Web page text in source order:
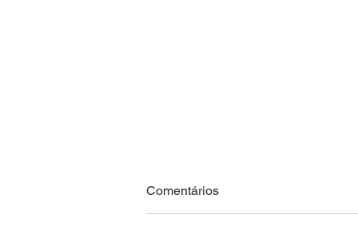
Comentários